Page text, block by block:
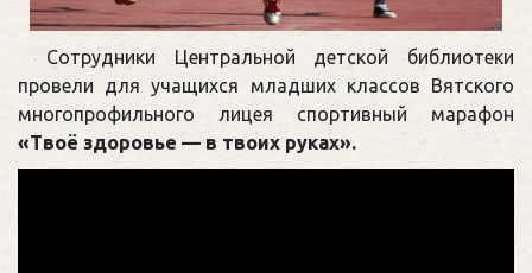
Сотрудники Центральной детской библиотеки
провели для учащихся младших классов Вятского
многопрофильного лицея спортивный марафон
«Твоё здоровье — в твоих руках».